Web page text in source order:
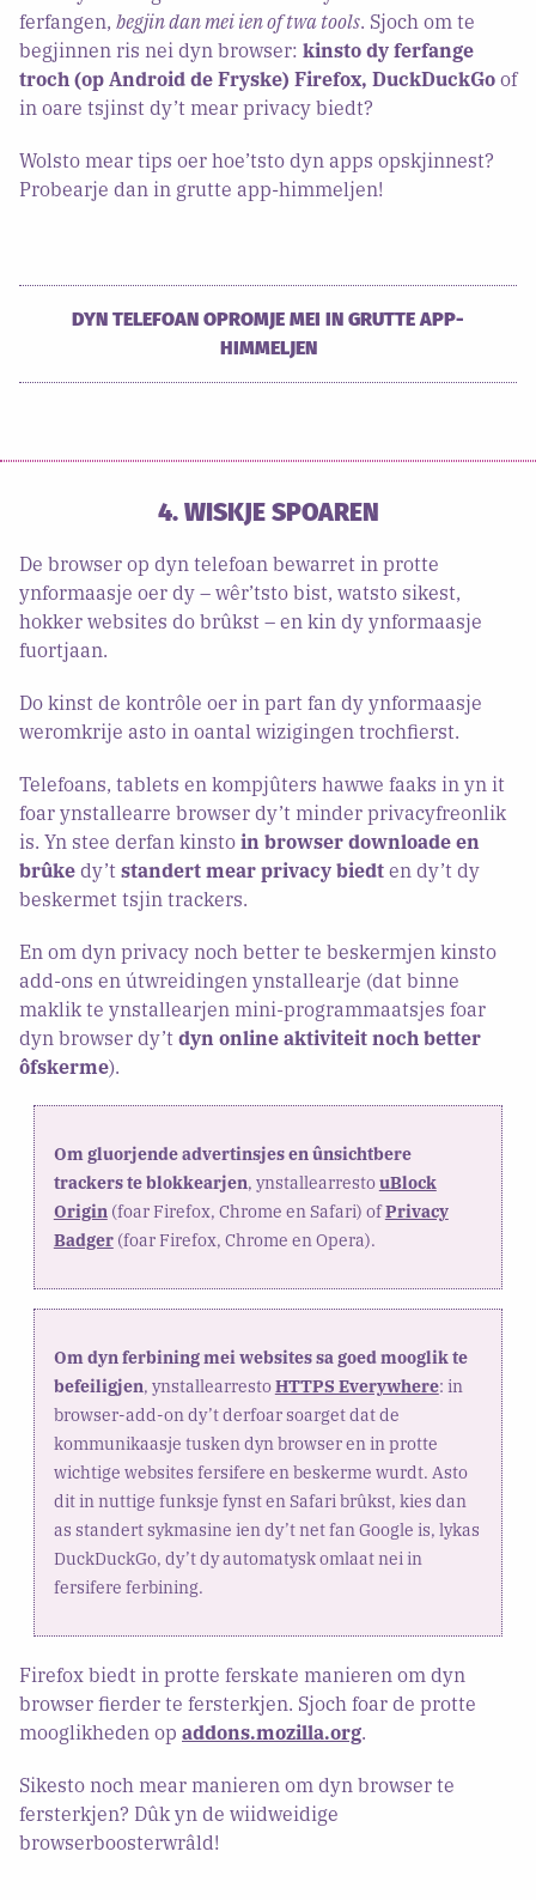
ferfangen, begjin dan mei ien of twa tools. Sjoch om te
begjinnen ris nei dyn browser: kinsto dy ferfange
troch (op Android de Fryske) Firefox, DuckDuckGo of
in oare tsjinst dy’t mear privacy biedt?
Wolsto mear tips oer hoe’tsto dyn apps opskjinnest?
Probearje dan in grutte app-himmeljen!
DYN TELEFOAN OPROMJE MEI IN GRUTTE APP-
HIMMELJEN
4. WISKJE SPOAREN
De browser op dyn telefoan bewarret in protte
ynformaasje oer dy – wêr’tsto bist, watsto sikest,
hokker websites do brûkst – en kin dy ynformaasje
fuortjaan.
Do kinst de kontrôle oer in part fan dy ynformaasje
weromkrije asto in oantal wizigingen trochfierst.
Telefoans, tablets en kompjûters hawwe faaks in yn it
foar ynstallearre browser dy’t minder privacyfreonlik
is. Yn stee derfan kinsto in browser downloade en
brûke dy’t standert mear privacy biedt en dy’t dy
beskermet tsjin trackers.
En om dyn privacy noch better te beskermjen kinsto
add-ons en útwreidingen ynstallearje (dat binne
maklik te ynstallearjen mini-programmaatsjes foar
dyn browser dy’t dyn online aktiviteit noch better
ôfskerme).
Om gluorjende advertinsjes en ûnsichtbere
trackers te blokkearjen, ynstallearrestouBlock
Origin(foar Firefox, Chrome en Safari) ofPrivacy
Badger(foar Firefox, Chrome en Opera).
Om dyn ferbining mei websites sa goed mooglik te
befeiligjen, ynstallearrestoHTTPS Everywhere: in
browser-add-on dy’t derfoar soarget dat de
kommunikaasje tusken dyn browser en in protte
wichtige websites fersifere en beskerme wurdt. Asto
dit in nuttige funksje fynst en Safari brûkst, kies dan
as standert sykmasine ien dy’t net fan Google is, lykas
DuckDuckGo, dy’t dy automatysk omlaat nei in
fersifere ferbining.
Firefox biedt in protte ferskate manieren om dyn
browser fierder te fersterkjen. Sjoch foar de protte
mooglikheden op addons.mozilla.org.
Sikesto noch mear manieren om dyn browser te
fersterkjen? Dûk yn de wiidweidige
browserboosterwrâld!